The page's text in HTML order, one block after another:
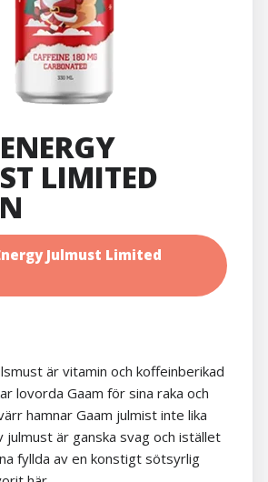
LIMITED
Julmust Limited
är vitamin och koffeinberikad
lovorda Gaam för sina raka och
hamnar Gaam julmist inte lika
julmust är ganska svag och istället
fyllda av en konstigt sötsyrlig